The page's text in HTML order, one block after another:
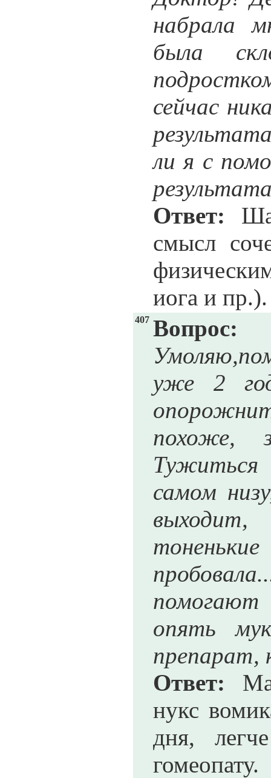
набрала
была
сейчас
ли я с
Ответ:
смысл
иога и
407 Вопрос:
уже 2
похоже,
Тужиться
самом
опять
препарат,
Ответ:
нукс
дня,
гомеопату.